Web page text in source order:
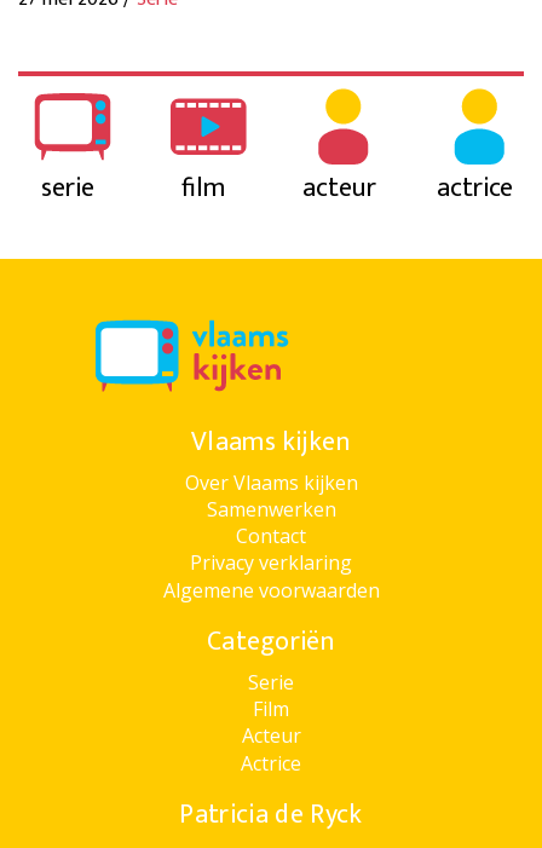
serie film acteur actrice
Vlaams kijken
Over Vlaams kijken
Samenwerken
Contact
Privacy verklaring
Algemene voorwaarden
Categoriën
Serie
Film
Acteur
Actrice
Patricia de Ryck